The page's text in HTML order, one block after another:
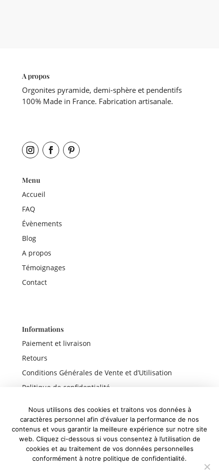
A propos
Orgonites pyramide, demi-sphère et pendentifs
100% Made in France. Fabrication artisanale.
Menu
Accueil
FAQ
Évènements
Blog
A propos
Témoignages
Contact
Informations
Paiement et livraison
Retours
Conditions Générales de Vente et d’Utilisation
Politique de confidentialité
Liens rapides
Boutique
Nous utilisons des cookies et traitons vos données à
caractères personnel afin d'évaluer la performance de nos
contenus et vous garantir la meilleure expérience sur notre site
web. Cliquez ci-dessous si vous consentez à l’utilisation de
cookies et au traitement de vos données personnelles
conformément à notre politique de confidentialité.